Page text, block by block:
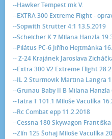
--Hawker Tempest mk V.
--EXTRA 300 Extreme Flight -
--Sopwith Strutter 4:1 13.5.2019
--Scheicher K 7 Milana Hanzla
--Pilátus PC-6 Jiřího Hejtmánka
-- Z-24 Krajánek Jaroslava
--Extra 300 V2 Extreme Flight
--IL 2 Sturmovik Martina Langra
--Grunau Baby II B Milana Hanzla
--Tatra T 101.1 Miloše Vaculíka
--Rc Combat epp 11.2.2018
--Cessna 180 Skywagon
--Zlín 125 Šohaj Miloše Vaculíka